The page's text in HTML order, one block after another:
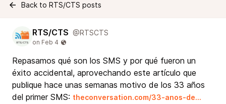
Back to RTS/CTS posts
RTS/CTS @RTSCTS
Repasamos qué son los SMS y por qué fueron un
éxito accidental, aprovechando este artículo que
publique hace unas semanas motivo de los 33 años
del primer SMS: theconversation.com/33-anos-de…